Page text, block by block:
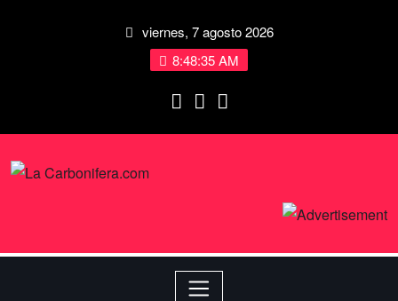
viernes, 7 agosto 2026
8:48:36 AM